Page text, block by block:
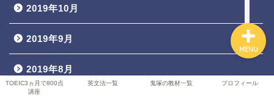
2019年10月
2019年9月
2019年8月
TOEIC3ヵ月で800点
講座
英文法一覧 鬼塚の教材一覧 プロフィール
MENU